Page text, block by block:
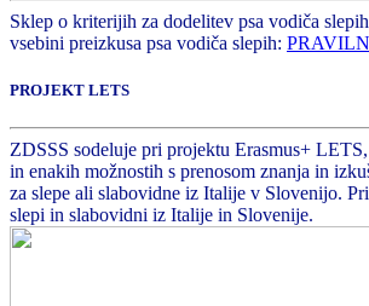
Sklep o kriterijih za dodelitev psa vodiča
vsebini preizkusa psa vodiča slepih:
PROJEKT LETS
ZDSSS sodeluje pri projektu Erasmus+
in enakih možnostih s prenosom znanja in
za slepe ali slabovidne iz Italije v Slovenijo.
slepi in slabovidni iz Italije in Slovenije.